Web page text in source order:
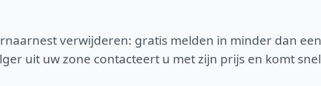
verwijderen: gratis melden in minder dan een
uit uw zone contacteert u met zijn prijs en komt snel